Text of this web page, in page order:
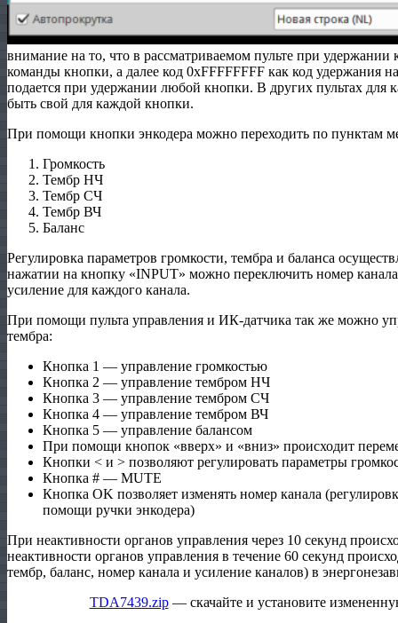
внимание на то, что в рассматриваемом пульте при удержании
команды кнопки, а далее код 0xFFFFFFFF как код удержания
подается при удержании любой кнопки. В других пультах
быть свой для каждой кнопки.
При помощи кнопки энкодера можно переходить по пунктам
Громкость
Тембр НЧ
Тембр СЧ
Тембр ВЧ
Баланс
Регулировка параметров громкости, тембра и баланса
нажатии на кнопку «INPUT» можно переключить номер
усиление для каждого канала.
При помощи пульта управления и ИК-датчика так же можно
тембра:
Кнопка 1 — управление громкостью
Кнопка 2 — управление тембром НЧ
Кнопка 3 — управление тембром СЧ
Кнопка 4 — управление тембром ВЧ
Кнопка 5 — управление балансом
При помощи кнопок «вверх» и «вниз» происходит
Кнопки < и > позволяют регулировать параметры
Кнопка # — MUTE
Кнопка OK позволяет изменять номер канала
помощи ручки энкодера)
При неактивности органов управления через 10 секунд
неактивности органов управления в течение 60 секунд
тембр, баланс, номер канала и усиление каналов) в
TDA7439.zip— скачайте и установите